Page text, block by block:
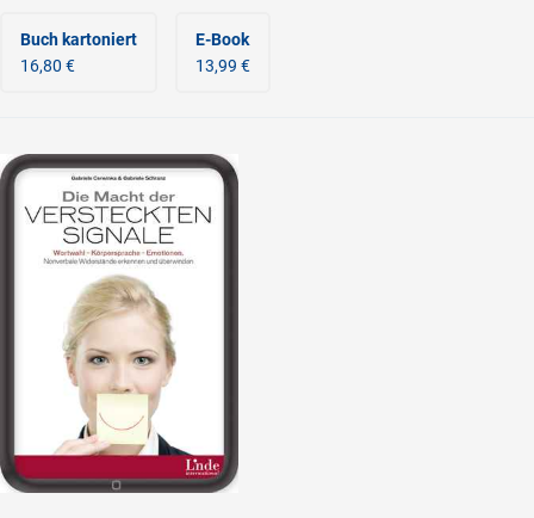
Buch kartoniert
16,80 €
E-Book
13,99 €